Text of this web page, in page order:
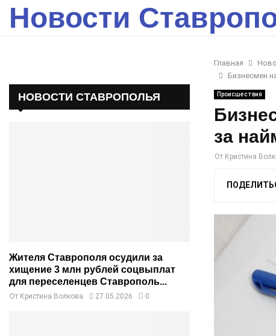
Новости
Главная
Бизнесмен
Происшествия
за
От Кристина
НОВОСТИ СТАВРОПОЛЬЯ
Жителя Ставрополя осудили за
хищение 3 млн рублей соцвыплат
для переселенцев Ставрополь...
От Кристина Волкова 27.05.2026 0